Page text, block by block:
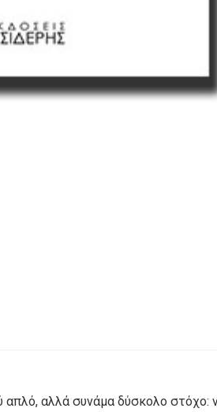
απλό, αλλά συνάμα δύσκολο στόχο: